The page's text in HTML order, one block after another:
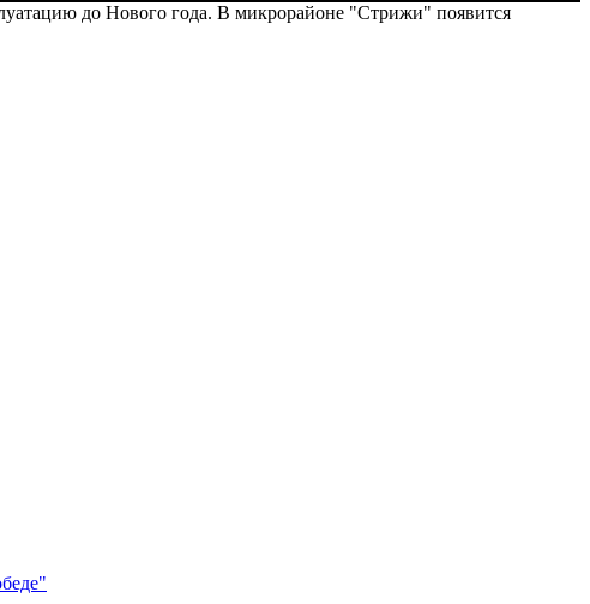
до Нового года. В микрорайоне "Стрижи" появится